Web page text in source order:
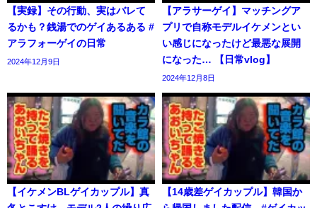
【実録】その行動、実はバレて
るかも？銭湯でのゲイあるある #
アラフォーゲイの日常
2024年12月9日
【アラサーゲイ】マッチングア
プリで自称モデルイケメンとい
い感じになったけど最悪な展開
になった… 【日常vlog】
2024年12月8日
【イケメンBLゲイカップル】真
【14歳差ゲイカップル】韓国か